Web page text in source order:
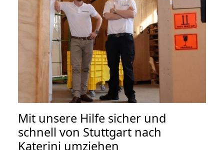
Mit unsere Hilfe sicher und
schnell von Stuttgart nach
Katerini umziehen